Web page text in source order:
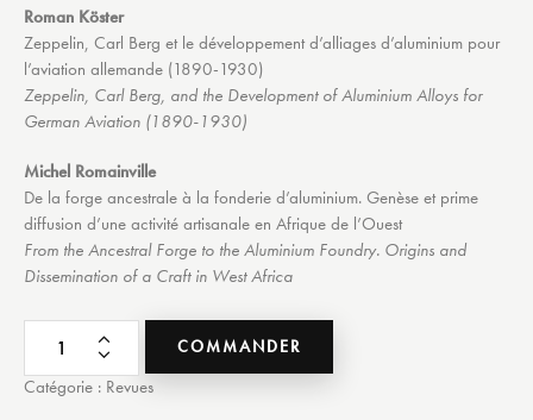
Roman Köster
Zeppelin, Carl Berg et le développement d’alliages d’aluminium pour
l’aviation allemande (1890-1930)
Zeppelin, Carl Berg, and the Development of Aluminium Alloys for
German Aviation (1890-1930)
Michel Romainville
De la forge ancestrale à la fonderie d’aluminium. Genèse et prime
diffusion d’une activité artisanale en Afrique de l’Ouest
From the Ancestral Forge to the Aluminium Foundry. Origins and
Dissemination of a Craft in West Africa
COMMANDER
Catégorie : Revues